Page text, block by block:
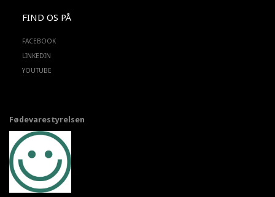
FIND OS PÅ
FACEBOOK
LINKEDIN
YOUTUBE
Fødevarestyrelsen